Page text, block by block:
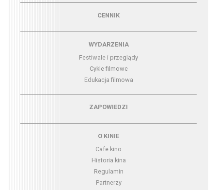
CENNIK
Menu - wydarzeniaWYDARZENIA
Festiwale i przeglądy
Cykle filmowe
Edukacja filmowa
Menu - zapowiedziZAPOWIEDZI
O KINIE
Cafe kino
Historia kina
Regulamin
Partnerzy